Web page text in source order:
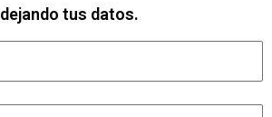
dejando tus datos.